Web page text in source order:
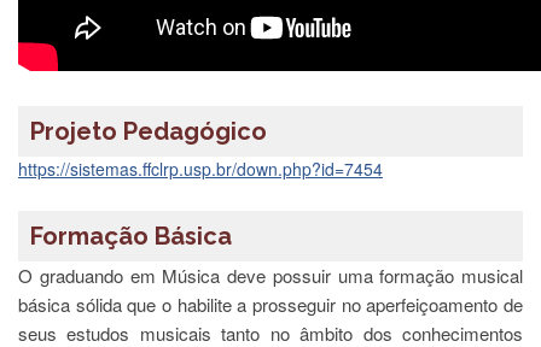
Atendimento
Online
à
Pró-
Reitoria
Comissão
de
Pós-
graduação
Projeto Pedagógico
https://sistemas.ffclrp.usp.br/down.php?id=7454
Formação Básica
O graduando em Música deve possuir uma formação musical
básica sólida que o habilite a prosseguir no aperfeiçoamento de
seus estudos musicais tanto no âmbito dos conhecimentos